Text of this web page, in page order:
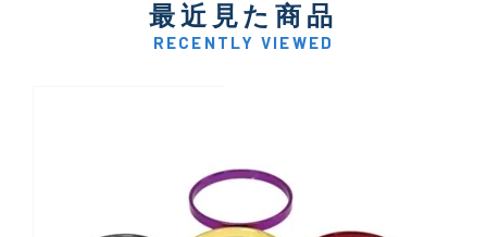
最近見た商品
RECENTLY VIEWED